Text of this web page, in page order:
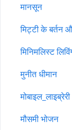
मानसून
मिट्टी के बर्तन
मिनिमलिस्ट
मुनीत धीमान
मोबाइल_लाइब्रेरी
मौसमी भोजन